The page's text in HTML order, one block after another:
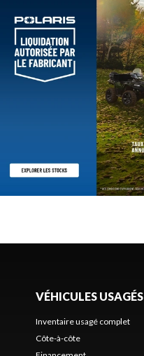
VÉHICULES USAGÉS
Inventaire usagé complet
Côte-à-côte